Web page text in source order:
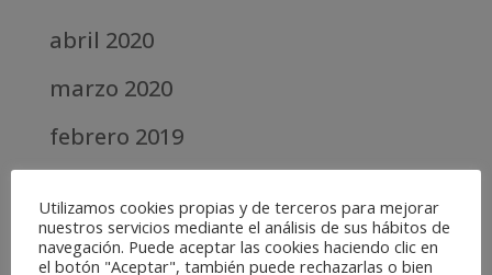
abril 2020
marzo 2020
febrero 2019
Categories
Utilizamos cookies propias y de terceros para mejorar
nuestros servicios mediante el análisis de sus hábitos de
navegación. Puede aceptar las cookies haciendo clic en
el botón "Aceptar", también puede rechazarlas o bien